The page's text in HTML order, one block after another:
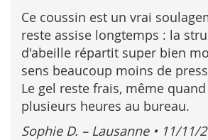
100%
Ce coussin est un vrai
reste assise longtemps : la
d'abeille répartit super bien
sens beaucoup moins de
Le gel reste frais, même
plusieurs heures au bureau.
Sophie D. – Lausanne • 11/11/